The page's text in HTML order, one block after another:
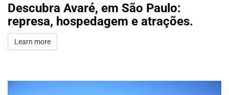
Descubra Avaré, em São Paulo:
represa, hospedagem e atrações.
Learn more